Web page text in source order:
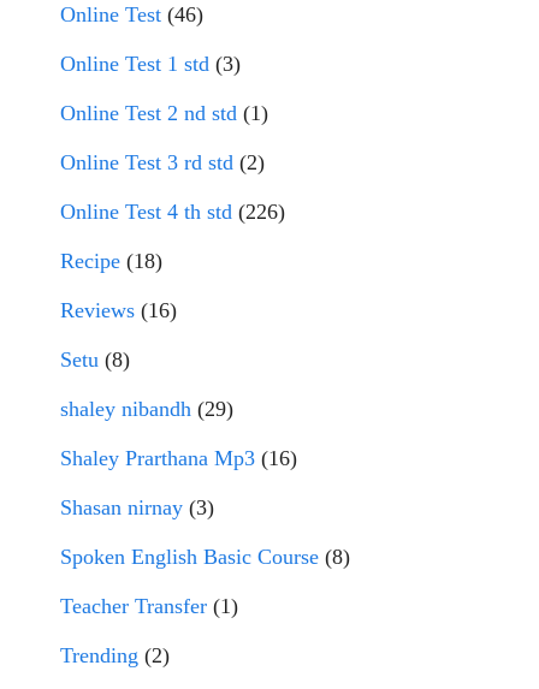
Online Test (46)
Online Test 1 std (3)
Online Test 2 nd std (1)
Online Test 3 rd std (2)
Online Test 4 th std (226)
Recipe (18)
Reviews (16)
Setu (8)
shaley nibandh (29)
Shaley Prarthana Mp3 (16)
Shasan nirnay (3)
Spoken English Basic Course (8)
Teacher Transfer (1)
Trending (2)